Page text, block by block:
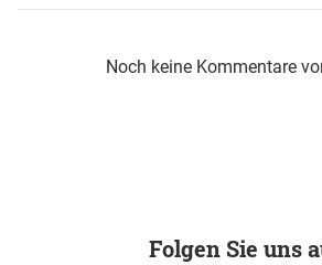
Noch keine Kommentare
Folgen Sie uns